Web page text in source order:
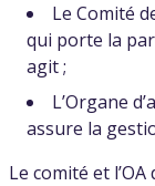
Le Comité
qui porte la
agit ;
L’Organe
assure la
Le comité et